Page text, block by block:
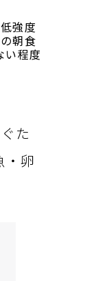
強度
朝食
い程度
た
・卵